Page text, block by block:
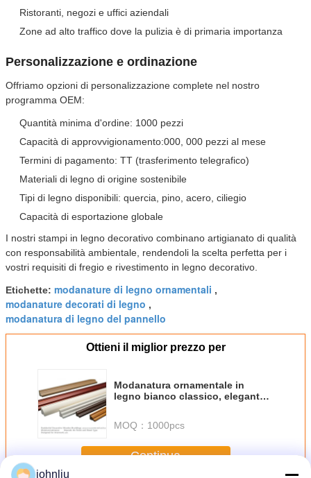
Ristoranti, negozi e uffici aziendali
Zone ad alto traffico dove la pulizia è di primaria importanza
Personalizzazione e ordinazione
Offriamo opzioni di personalizzazione complete nel nostro
programma OEM:
Quantità minima d'ordine: 1000 pezzi
Capacità di approvvigionamento:000, 000 pezzi al mese
Termini di pagamento: TT (trasferimento telegrafico)
Materiali di legno di origine sostenibile
Tipi di legno disponibili: quercia, pino, acero, ciliegio
Capacità di esportazione globale
I nostri stampi in legno decorativo combinano artigianato di qualità
con responsabilità ambientale, rendendoli la scelta perfetta per i
vostri requisiti di fregio e rivestimento in legno decorativo.
Etichette: modanature di legno ornamentali ,
modanature decorati di legno ,
modanatura di legno del pannello
Ottieni il miglior prezzo per
Modanatura ornamentale in
legno bianco classico, elegante
interni e boiserie
MOQ： 1000pcs
Continua
johnliu